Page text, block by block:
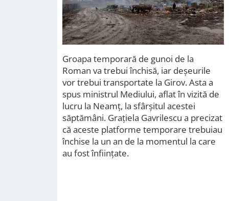
Groapa temporară de gunoi de la
Roman va trebui închisă, iar deșeurile
vor trebui transportate la Girov. Asta a
spus ministrul Mediului, aflat în vizită de
lucru la Neamț, la sfârșitul acestei
săptămâni. Grațiela Gavrilescu a precizat
că aceste platforme temporare trebuiau
închise la un an de la momentul la care
au fost înființate.